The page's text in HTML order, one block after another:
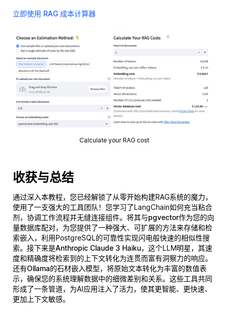
立即使用 RAG 成本计算器
Calculate your RAG cost
收获与总结
通过深入本教程，您已经解锁了从零开始构建RAG系统的魔力，
使用了一支强大的工具团队！您学习了LangChain如何充当粘合
剂，协调工作流程并无缝连接组件。将其与pgvector作为您的向
量数据库配对，为您提供了一种强大、可扩展的方法来存储和检
索嵌入，利用PostgreSQL的可靠性实现闪电般快速的相似性搜
索。接下来是Anthropic Claude 3 Haiku，这个LLM明星，其速
度和精确度将检索到的上下文转化为连贯而富有洞察力的响应。
还有Ollama的石材嵌入模型，将原始文本转化为丰富的数值表
示，确保您的系统理解数据中的细微差别和关系。这些工具共同
形成了一条管道，为AI应用注入了活力，使其更智能、更快速、
更加上下文敏感。